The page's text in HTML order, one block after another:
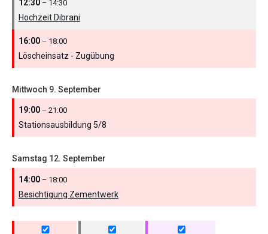
12:30 – 14:30
Hochzeit Dibrani
16:00 – 18:00
Löscheinsatz - Zugübung
Mittwoch 9. September
19:00 – 21:00
Stationsausbildung 5/8
Samstag 12. September
14:00 – 18:00
Besichtigung Zementwerk